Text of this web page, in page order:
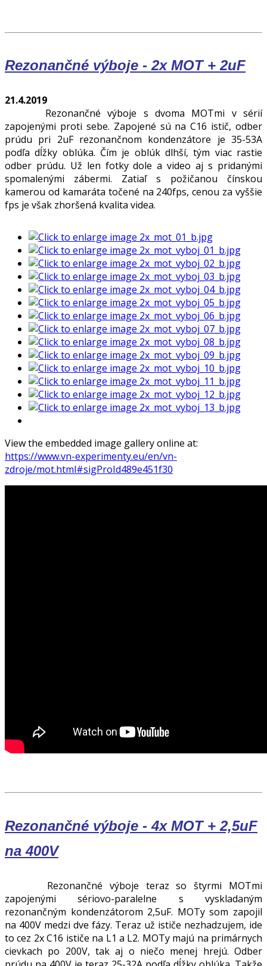
Rezonančné výboje - 2x MOT + 2uF
21.4.2019
Rezonančné výboje s dvoma MOTmi v sérií
zapojenými proti sebe. Zapojené sú na C16 istič, odber
prúdu pri 2uF rezonančnom kondenzátore je 35-53A
podľa dĺžky oblúka. Čím je oblúk dlhší, tým viac rastie
odber prúdu. Už len fotky dole a video aj s pridanými
spomalenými zábermi. Zatiaľ s požičanou čínskou
kamerou od kamaráta točené na 240fps, cenou za vyššie
fps je však zhoršená kvalita videa.
View the embedded image gallery online at:
https://www.vn-experimenty.eu/en/vn-
zdroje/mot.html#sigProId489e451f30
Rezonančné výboje - 4x MOT + 2,5uF
na 400V
Rezonančné výboje teraz so štyrmi MOTmi
zapojenými sériovo-paralelne s vyskladaným
rezonančným kondenzátorom 2,5uF. MOTy som zapojil
na 400V medzi dve fázy. Teraz už ističe nezhadzujem, ide
to cez 2x C16 ističe na L1 a L2. MOTy majú na primárnych
cievkach po 200V, tak aj o niečo menej hrejú. Odber